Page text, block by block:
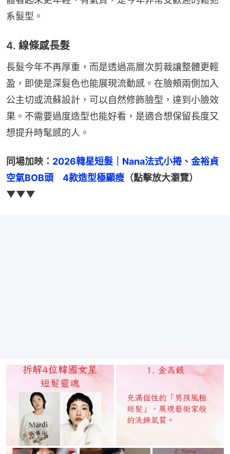
系髮型。
4. 線條感長髮
長髮今年不再厚重，而是透過高層次剪裁讓整體更輕
盈，即使是深髮色也能展現流動感。在臉頰兩側加入
公主切或流蘇設計，可以自然修飾臉型，達到小臉效
果。不需要過度造型也能好看，是適合想保留長度又
想提升時髦感的人。
同場加映： 2026韓星短髮｜Nana法式小捲、金裕貞
空氣BOB頭　4款造型極顯瘦（點擊放大瀏覽）
▼▼▼